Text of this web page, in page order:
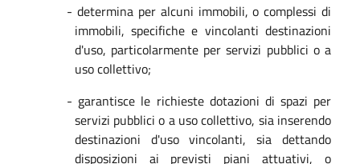
- determina per alcuni immobili, o complessi di
immobili, specifiche e vincolanti destinazioni
d'uso, particolarmente per servizi pubblici o a
uso collettivo;
- garantisce le richieste dotazioni di spazi per
servizi pubblici o a uso collettivo, sia inserendo
destinazioni d'uso vincolanti, sia dettando
disposizioni ai previsti piani attuativi, o